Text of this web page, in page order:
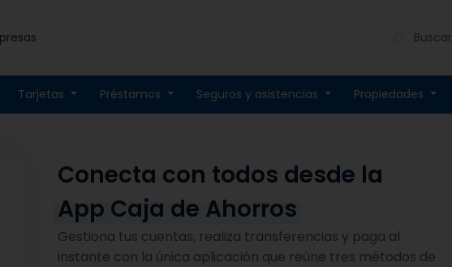
Tarjetas Préstamos Seguros y asistencias Propiedades
Buscar
Conecta con todos desde la
App Caja de Ahorros
Gestiona tus cuentas, realiza transferencias y paga al
instante con la única aplicación que reúne tres métodos de